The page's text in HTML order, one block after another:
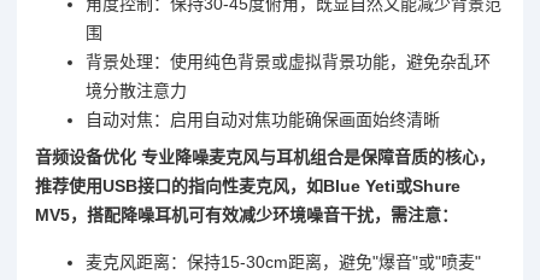
围
背景处理：使用纯色背景或虚拟背景功能，避免杂乱环
境分散注意力
自动对焦：启用自动对焦功能确保画面始终清晰
音频设备优化 专业降噪麦克风与耳机组合是保障音质的核心，
推荐使用USB接口的指向性麦克风，如Blue Yeti或Shure
MV5，搭配降噪耳机可有效减少环境噪音干扰，需注意：
麦克风距离：保持15-30cm距离，避免"爆音"或"喷麦"